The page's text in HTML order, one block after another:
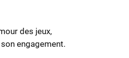
des jeux,
engagement.